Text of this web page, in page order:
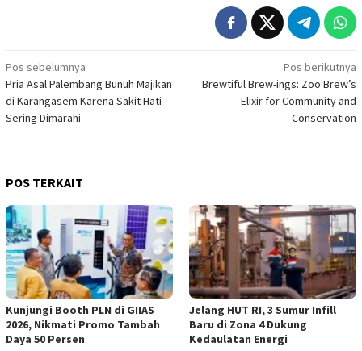
Navigasi
pos
Pos sebelumnya
Pria Asal Palembang Bunuh Majikan
di Karangasem Karena Sakit Hati
Sering Dimarahi
Pos berikutnya
Brewtiful Brew-ings: Zoo Brew’s
Elixir for Community and
Conservation
POS TERKAIT
Kunjungi Booth PLN di GIIAS
2026, Nikmati Promo Tambah
Daya 50 Persen
Jelang HUT RI, 3 Sumur Infill
Baru di Zona 4 Dukung
Kedaulatan Energi